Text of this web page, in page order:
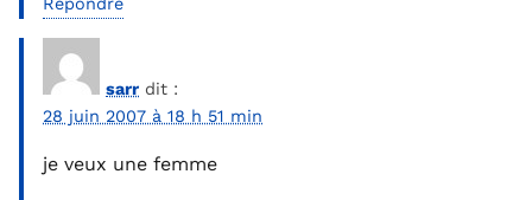
Répondre
sarr dit :
28 juin 2007 à 18 h 51 min
je veux une femme